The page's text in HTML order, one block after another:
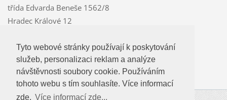
Tyto webové stránky používají k poskytování
služeb, personalizaci reklam a analýze
návštevnosti soubory cookie. Používáním
tohoto webu s tím souhlasíte.
Více informací zde...
Tyto webové stránky používají k poskytování
služeb, personalizaci reklam a analýze
návštěvnosti soubory cookie. Používáním
tohoto webu s tím souhlasíte. Více informací
zde. Více informací zde...
třída Edvarda Beneše 1562/8
Hradec Králové 12
Mobil: 603 478 763
paradise@czMEDIA.eu